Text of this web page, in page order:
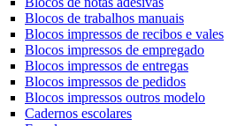
Blocos de trabalhos manuais
Blocos impressos de recibos e vales
Blocos impressos de empregado
Blocos impressos de entregas
Blocos impressos de pedidos
Blocos impressos outros modelo
Cadernos escolares